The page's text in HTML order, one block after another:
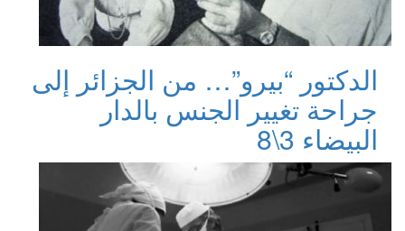
الدكتور “بيرو”… من الجزائر إلى
جراحة تغيير الجنس بالدار
البيضاء 3\8